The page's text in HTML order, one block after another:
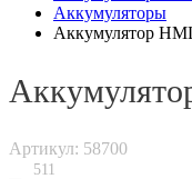
Аккумуляторы
Аккумулятор
Артикул: 58700
511